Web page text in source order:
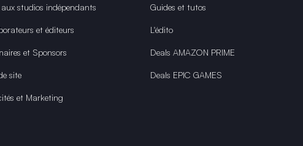
aux studios indépendants
et éditeurs
et Sponsors
site
et Marketing
Guides et tutos
L'édito
Deals AMAZON PRIME
Deals EPIC GAMES